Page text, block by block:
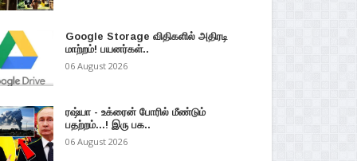
Google Storage விதிகளில் அதிரடி
மாற்றம்! பயனர்கள்..
06 August 2026
ரஷ்யா - உக்ரைன் போரில் மீண்டும்
பதற்றம்...! இரு பக..
06 August 2026